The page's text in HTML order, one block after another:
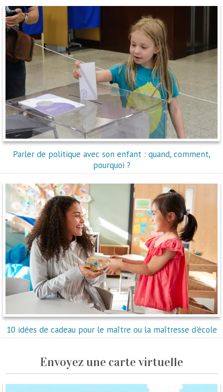
Parler de politique avec son enfant : quand, comment,
pourquoi ?
10 idées de cadeau pour le maître ou la maîtresse d'école
Envoyez une carte virtuelle